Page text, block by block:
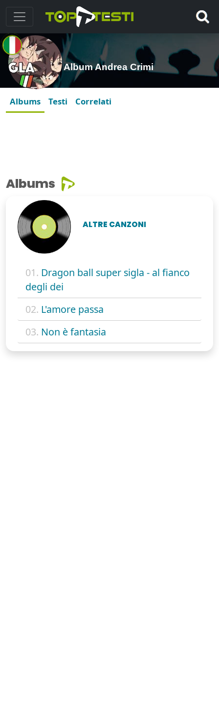
Album Andrea Crimi
Albums Testi Correlati
Albums
ALTRE CANZONI
01. Dragon ball super sigla - al fianco
degli dei
02. L'amore passa
03. Non è fantasia